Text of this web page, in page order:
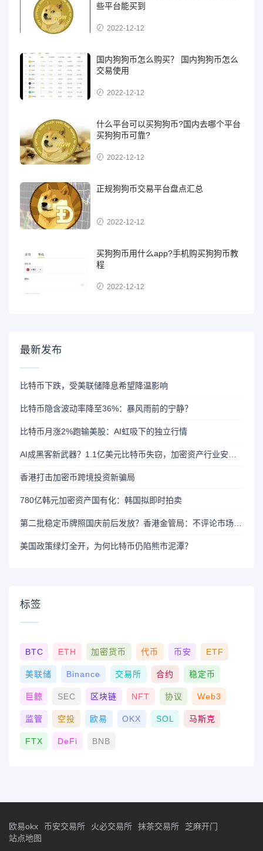
些平台能买到
2022-12-12
国内狗狗币怎么购买？ 国内狗狗币怎么
交易使用
2022-12-12
什么平台可以买狗狗币?国内去哪个平台
买狗狗币可靠?
2022-12-12
正规狗狗币交易平台盘点汇总
2022-12-12
买狗狗币用什么app?手机购买狗狗币教
程
2022-12-12
最新发布
比特币下跌，受美联储降息希望降温影响
比特币隐含波动率降至36%：暴风雨前的宁静？
比特币月涨2%跑输美股：AI虹吸下的独立行情
香港打击加密币跨境投资新骗局
780亿韩元加密资产国有化：韩国拟即时拍卖
美国政策绿灯全开，为何比特币仍陷熊市泥潭？
标签
BTC ETH 加密货币 代币 币安 ETF
美联储 Binance 交易所 合约 稳定币
巨鲸 SEC 区块链 NFT 协议 Web3
监管 空投 欧易 OKX SOL 马斯克
FTX DeFi BNB
欧易okx 币安交易所 火必交易所 抹茶交易所
芝麻开门
站点地图